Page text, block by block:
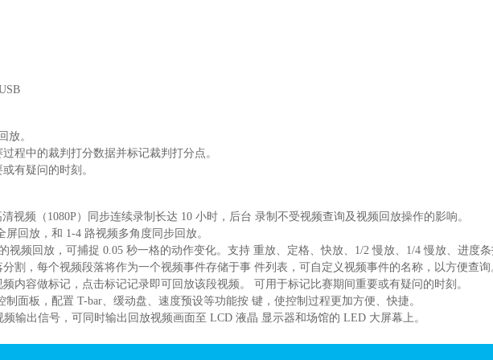
放。
程中的裁判打分数据并标记裁判打分点。
有疑问的时刻。
视频（1080P）同步连续录制长达 10 小时，后台 录制不受视频查询及视频回放操作的影响。
回放，和 1-4 路视频多角度同步回放。
视频回放，可捕捉 0.05 秒一格的动作变化。支持 重放、定格、快放、1/2 慢放、1/4 慢放、进度条
割，每个视频段落将作为一个视频事件存储于事 件列表，可自定义视频事件的名称，以方便查询
内容做标记，点击标记记录即可回放该段视频。 可用于标记比赛期间重要或有疑问的时刻。
面板，配置 T-bar、缓动盘、速度预设等功能按 键，使控制过程更加方便、快捷。
输出信号，可同时输出回放视频画面至 LCD 液晶 显示器和场馆的 LED 大屏幕上。